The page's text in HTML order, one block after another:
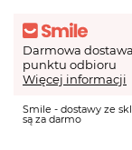
Darmowa
punktu odbioru
Więcej informacji
Smile - dostawy ze
są za darmo